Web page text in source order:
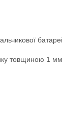
товщиною 1